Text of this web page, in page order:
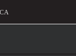
d'usuari